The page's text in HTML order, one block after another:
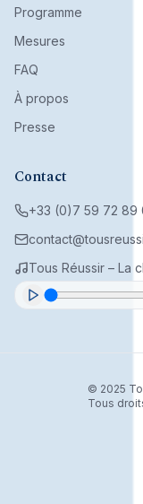
Programme
Mesures
FAQ
À propos
Presse
Contact
+33 (0)7 59 72 89
Tous Réussir – La
© 2025
Tous